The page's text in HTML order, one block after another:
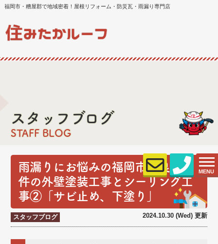
福岡市・糟屋郡で地域密着！屋根リフォーム・防災瓦・雨漏り専門店
MENU
スタッフブログ
STAFF BLOG
雨漏りにお悩みの福岡市早良区物
件の外壁塗装工事とシーリング工
事②「サビ止め、下塗り」
スタッフブログ 2024.10.30 (Wed) 更新